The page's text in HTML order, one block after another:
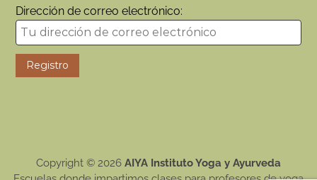
Dirección de correo electrónico:
Copyright © 2026 AIYA Instituto Yoga y Ayurveda